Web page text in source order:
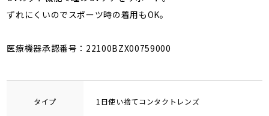
ずれにくいのでスポーツ時の着用もOK。
医療機器承認番号：22100BZX00759000
タイプ 1日使い捨てコンタクトレンズ